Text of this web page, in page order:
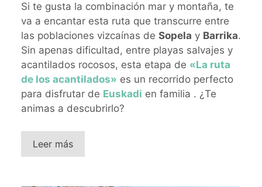
Si te gusta la combinación mar y montaña, te
va a encantar esta ruta que transcurre entre
las poblaciones vizcaínas de Sopela y Barrika.
Sin apenas dificultad, entre playas salvajes y
acantilados rocosos, esta etapa de «La ruta
de los acantilados» es un recorrido perfecto
para disfrutar de Euskadi en familia . ¿Te
animas a descubrirlo?
Leer más